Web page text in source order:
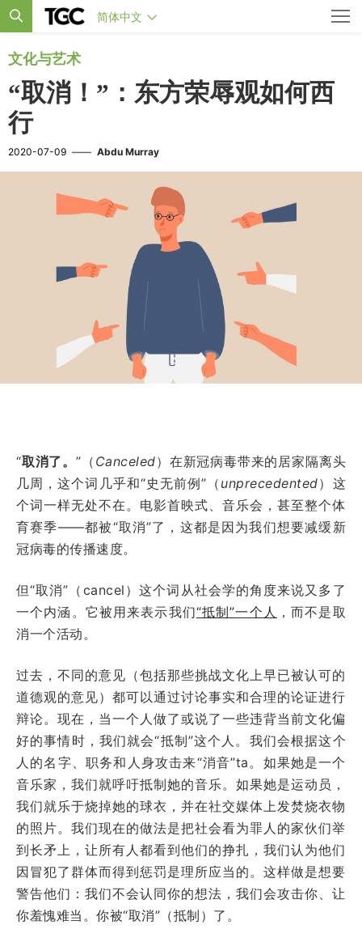
简体中文
文化与艺术
“取消！”：东方荣辱观如何西
行
2020-07-09 —— Abdu Murray
“取消了。”（ Canceled）在新冠病毒带来的居家隔离头
几周，这个词几乎和“史无前例”（ unprecedented）这
个词一样无处不在。电影首映式、音乐会，甚至整个体
育赛季——都被“取消”了，这都是因为我们想要减缓新
冠病毒的传播速度。
但“取消”（cancel）这个词从社会学的角度来说又多了
一个内涵。它被用来表示我们“抵制”一个人 ，而不是取
消一个活动。
过去，不同的意见（包括那些挑战文化上早已被认可的
道德观的意见）都可以通过讨论事实和合理的论证进行
辩论。现在，当一个人做了或说了一些违背当前文化偏
好的事情时，我们就会“抵制”这个人。我们会根据这个
人的名字、职务和人身攻击来“消音”ta。如果她是一个
音乐家，我们就呼吁抵制她的音乐。如果她是运动员，
我们就乐于烧掉她的球衣，并在社交媒体上发焚烧衣物
的照片。我们现在的做法是把社会看为罪人的家伙们举
到长矛上，让所有人都看到他们的挣扎，我们认为他们
因冒犯了群体而得到惩罚是理所应当的。这样做是想要
警告他们：我们不会认同你的想法，我们会攻击你、让
你羞愧难当。你被“取消”（抵制）了。